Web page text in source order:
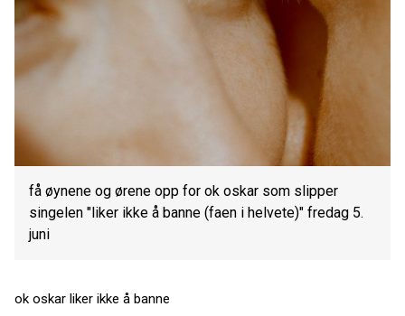
få øynene og ørene opp for ok oskar som slipper
singelen "liker ikke å banne (faen i helvete)" fredag 5.
juni
ok oskar liker ikke å banne